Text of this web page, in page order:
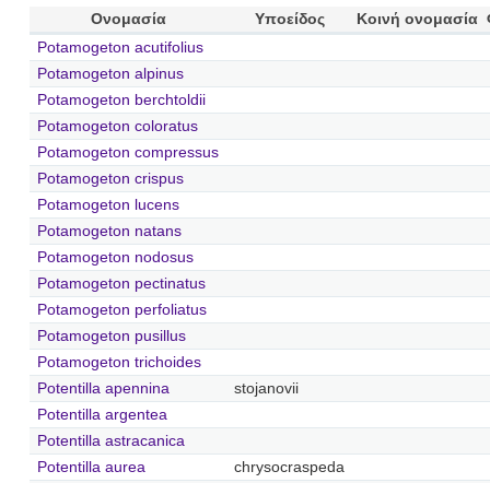
Ονομασία Υποείδος Κοινή ονομασία
Potamogeton acutifolius
Potamogeton alpinus
Potamogeton berchtoldii
Potamogeton coloratus
Potamogeton compressus
Potamogeton crispus
Potamogeton lucens
Potamogeton natans
Potamogeton nodosus
Potamogeton pectinatus
Potamogeton perfoliatus
Potamogeton pusillus
Potamogeton trichoides
Potentilla apennina
stojanovii
Potentilla argentea
Potentilla astracanica
Potentilla aurea
chrysocraspeda